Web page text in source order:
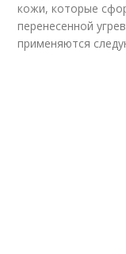
кожи, которые
перенесенной
применяются